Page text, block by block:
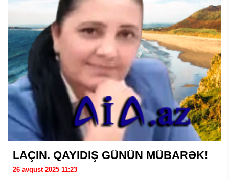
LAÇIN. QAYIDIŞ GÜNÜN MÜBARƏK!
26 avqust 2025 11:23